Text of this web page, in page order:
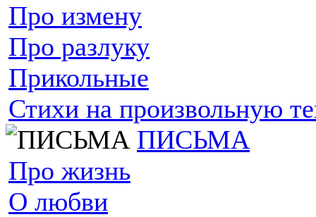
Про измену
Про разлуку
Прикольные
Стихи на произвольную
ПИСЬМА
Про жизнь
О любви